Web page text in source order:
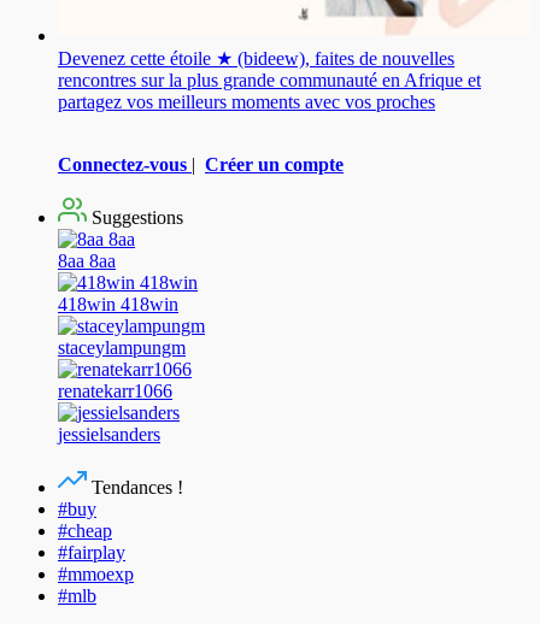
Devenez cette étoile ★ (bideew), faites de nouvelles
rencontres sur la plus grande communauté en Afrique et
partagez vos meilleurs moments avec vos proches
Connectez-vous | Créer un compte
Suggestions
8aa 8aa
418win 418win
staceylampungm
renatekarr1066
jessielsanders
Tendances !
#buy
#cheap
#fairplay
#mmoexp
#mlb